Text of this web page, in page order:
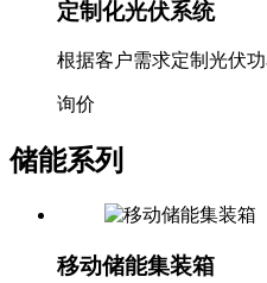
定制化光伏系统
根据客户需求定制光伏功
询价
储能系列
移动储能集装箱